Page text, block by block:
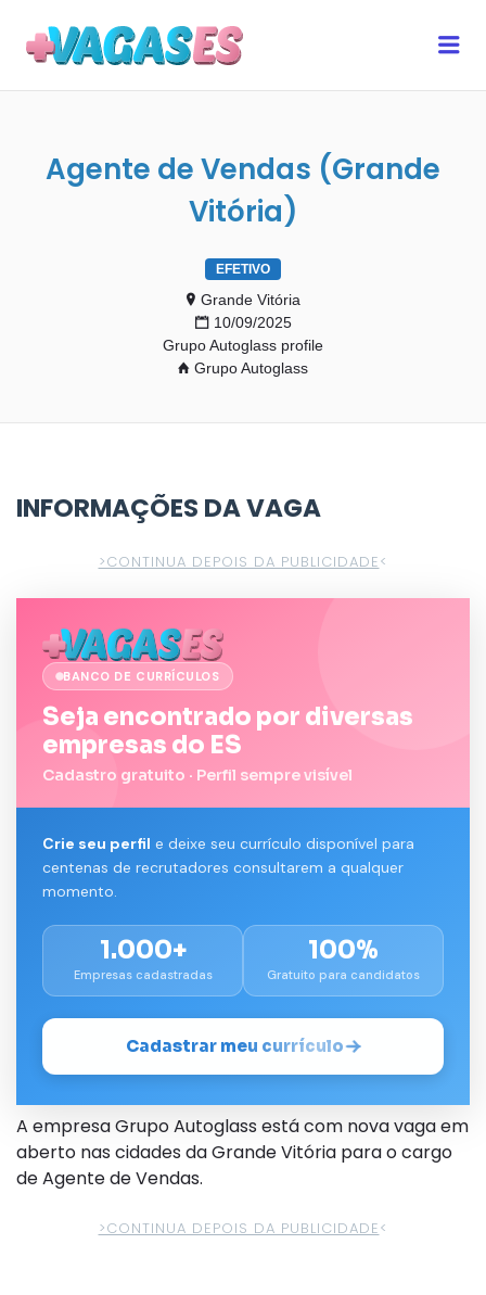
Agente de Vendas (Grande
Vitória)
EFETIVO
Grande Vitória
10/09/2025
Grupo Autoglass profile
Grupo Autoglass
INFORMAÇÕES DA VAGA
>CONTINUA DEPOIS DA PUBLICIDADE<
BANCO DE CURRÍCULOS
Seja encontrado por diversas
empresas do ES
Cadastro gratuito · Perfil sempre visível
Crie seu perfil e deixe seu currículo disponível para
centenas de recrutadores consultarem a qualquer
momento.
1.000+
Empresas cadastradas
100%
Gratuito para candidatos
Cadastrar meu currículo
A empresa GrupoAutoglassestá com nova vaga em
aberto nas cidades da Grande Vitória para o cargo
de Agente de Vendas.
>CONTINUA DEPOIS DA PUBLICIDADE<